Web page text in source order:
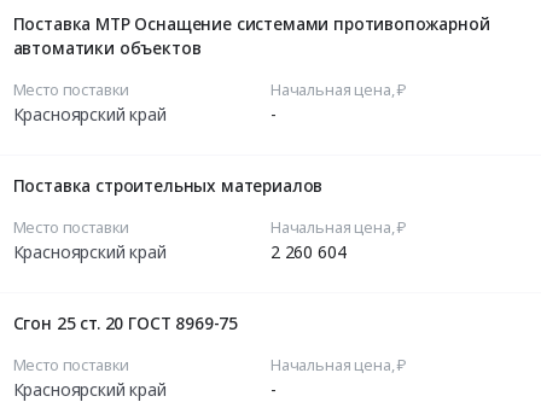
Поставка МТР Оснащение системами противопожарной
автоматики объектов
Место поставки
Красноярский край
Начальная цена, ₽
-
Поставка строительных материалов
Место поставки
Красноярский край
Начальная цена, ₽
2 260 604
Сгон 25 ст. 20 ГОСТ 8969-75
Место поставки
Красноярский край
Начальная цена, ₽
-